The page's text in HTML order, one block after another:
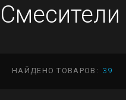
Смесители
НАЙДЕНО ТОВАРОВ: 39